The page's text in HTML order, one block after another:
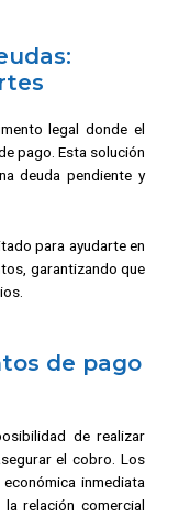
legal donde el
pago. Esta solución
deuda pendiente y
para ayudarte en
garantizando que
de pago
de realizar
el cobro. Los
inmediata
relación comercial